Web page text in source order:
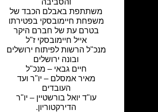
משתתפת באבלם הכבד של
משפחת חיימובסקי בפטירתו
בטרם עת של חברם היקר
אייל חיימובסקי ז"ל
מנכ"ל הרשות לפיתוח ירושלים
ובונה ירושלים
חיים גבאי – מנכ"ל
מאיר אמסלם – יו"ר ועד
העובדים
עו"ד יואל בורשטיין – יו"ר
הדירקטוריון.